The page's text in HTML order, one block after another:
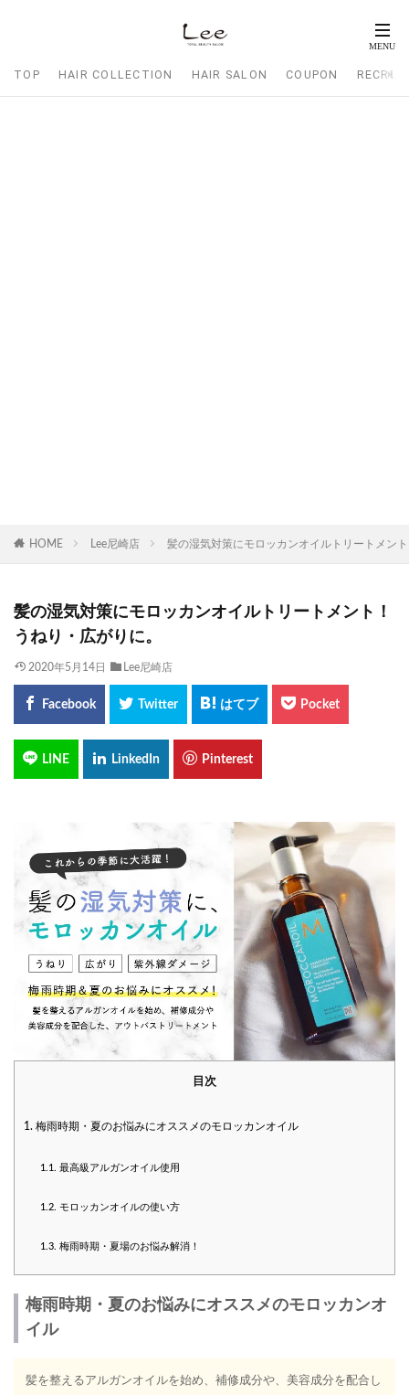
TOP HAIR COLLECTION HAIR SALON COUPON
HOME Lee尼崎店 髪の湿気対策にモロッカンオイルトリートメン
髪の湿気対策にモロッカンオイルトリートメント！
うねり・広がりに。
2020年5月14日 Lee尼崎店
目次
1. 梅雨時期・夏のお悩みにオススメのモロッカンオイル
1.1. 最高級アルガンオイル使用
1.2. モロッカンオイルの使い方
1.3. 梅雨時期・夏場のお悩み解消！
梅雨時期・夏のお悩みにオススメのモロッカンオ
イル
髪を整えるアルガンオイルを始め、補修成分や、美容成分を配合し